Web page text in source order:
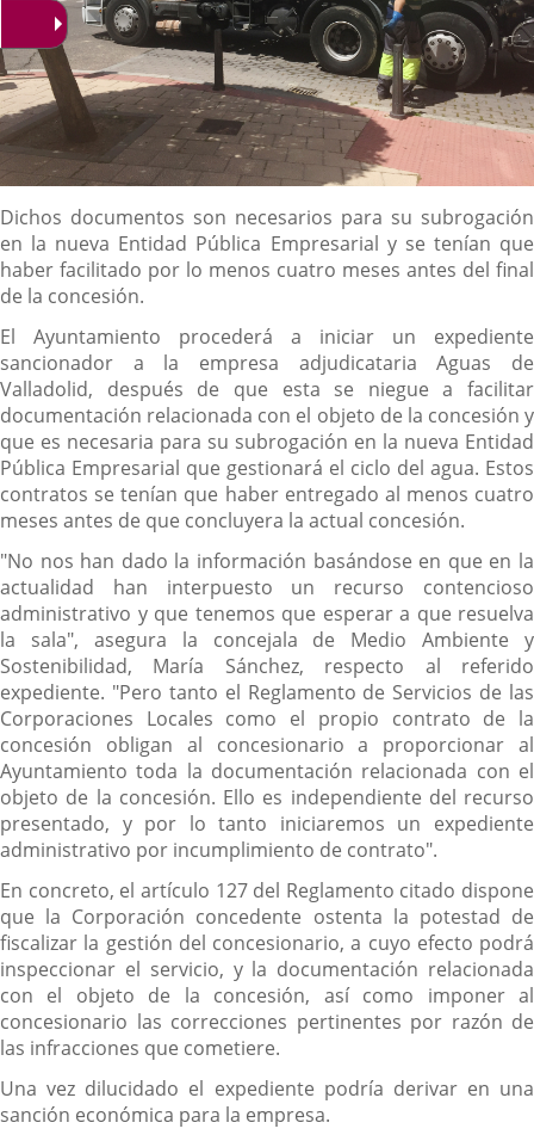
Descripción
Dichos documentos son necesarios para su subrogación
en la nueva Entidad Pública Empresarial y se tenían que
haber facilitado por lo menos cuatro meses antes del final
de la concesión.
El Ayuntamiento procederá a iniciar un expediente
sancionador a la empresa adjudicataria Aguas de
Valladolid, después de que esta se niegue a facilitar
documentación relacionada con el objeto de la concesión y
que es necesaria para su subrogación en la nueva Entidad
Pública Empresarial que gestionará el ciclo del agua. Estos
contratos se tenían que haber entregado al menos cuatro
meses antes de que concluyera la actual concesión.
"No nos han dado la información basándose en que en la
actualidad han interpuesto un recurso contencioso
administrativo y que tenemos que esperar a que resuelva
la sala", asegura la concejala de Medio Ambiente y
Sostenibilidad, María Sánchez, respecto al referido
expediente. "Pero tanto el Reglamento de Servicios de las
Corporaciones Locales como el propio contrato de la
concesión obligan al concesionario a proporcionar al
Ayuntamiento toda la documentación relacionada con el
objeto de la concesión. Ello es independiente del recurso
presentado, y por lo tanto iniciaremos un expediente
administrativo por incumplimiento de contrato".
En concreto, el artículo 127 del Reglamento citado dispone
que la Corporación concedente ostenta la potestad de
fiscalizar la gestión del concesionario, a cuyo efecto podrá
inspeccionar el servicio, y la documentación relacionada
con el objeto de la concesión, así como imponer al
concesionario las correcciones pertinentes por razón de
las infracciones que cometiere.
Una vez dilucidado el expediente podría derivar en una
sanción económica para la empresa.